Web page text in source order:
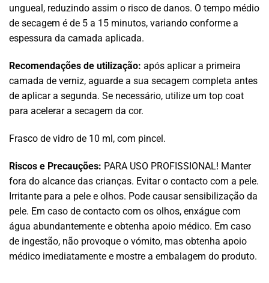
ungueal, reduzindo assim o risco de danos. O tempo médio
de secagem é de 5 a 15 minutos, variando conforme a
espessura da camada aplicada.
Recomendações de utilização: após aplicar a primeira
camada de verniz, aguarde a sua secagem completa antes
de aplicar a segunda. Se necessário, utilize um top coat
para acelerar a secagem da cor.
Frasco de vidro de 10 ml, com pincel.
Riscos e Precauções: PARA USO PROFISSIONAL! Manter
fora do alcance das crianças. Evitar o contacto com a pele.
Irritante para a pele e olhos. Pode causar sensibilização da
pele. Em caso de contacto com os olhos, enxágue com
água abundantemente e obtenha apoio médico. Em caso
de ingestão, não provoque o vómito, mas obtenha apoio
médico imediatamente e mostre a embalagem do produto.